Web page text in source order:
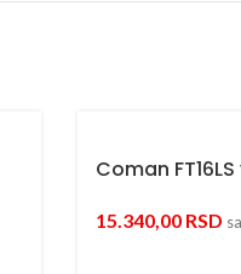
Coman
15.340,00 RSD